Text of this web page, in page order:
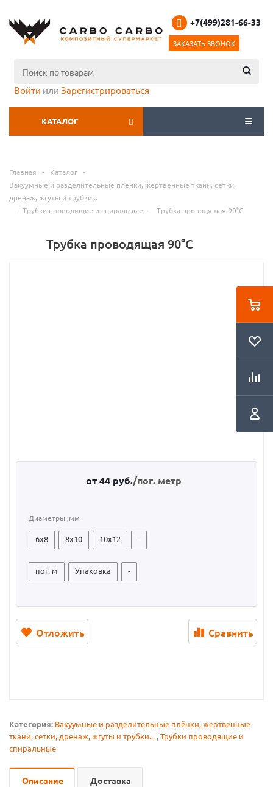
Войти или Зарегистрироваться
+7(499)281-66-33
ЗАКАЗАТЬ ЗВОНОК
МЕНЮКАТАЛОГ
Главная - Каталог -
Вакуумные и разделительные плёнки, жертвенные ткани, сетки,
дренаж, жгуты и трубки...
-
Трубки проводящие и спиральные - Трубка проводящая 90°С
Трубка проводящая 90°С
от44 руб./пог. метр
Диаметры ,мм
6x8 8x10 10x12 -
пог. м Упаковка -
Отложить Сравнить
Категория: Вакуумные и разделительные плёнки, жертвенные
ткани, сетки, дренаж, жгуты и трубки... ,Трубки проводящие и
спиральные
Описание Доставка